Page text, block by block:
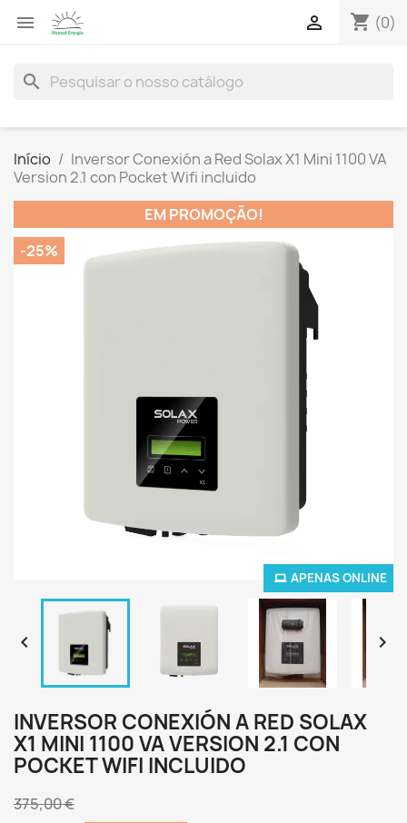
 shopping_cart (0)

search
Início
Inversor Conexión a Red Solax X1 Mini 1100 VA
Version 2.1 con Pocket Wifi incluido
APENAS ONLINE
EM PROMOÇÃO!
-25%
 
INVERSOR CONEXIÓN A RED SOLAX
X1 MINI 1100 VA VERSION 2.1 CON
POCKET WIFI INCLUIDO
375,00 €